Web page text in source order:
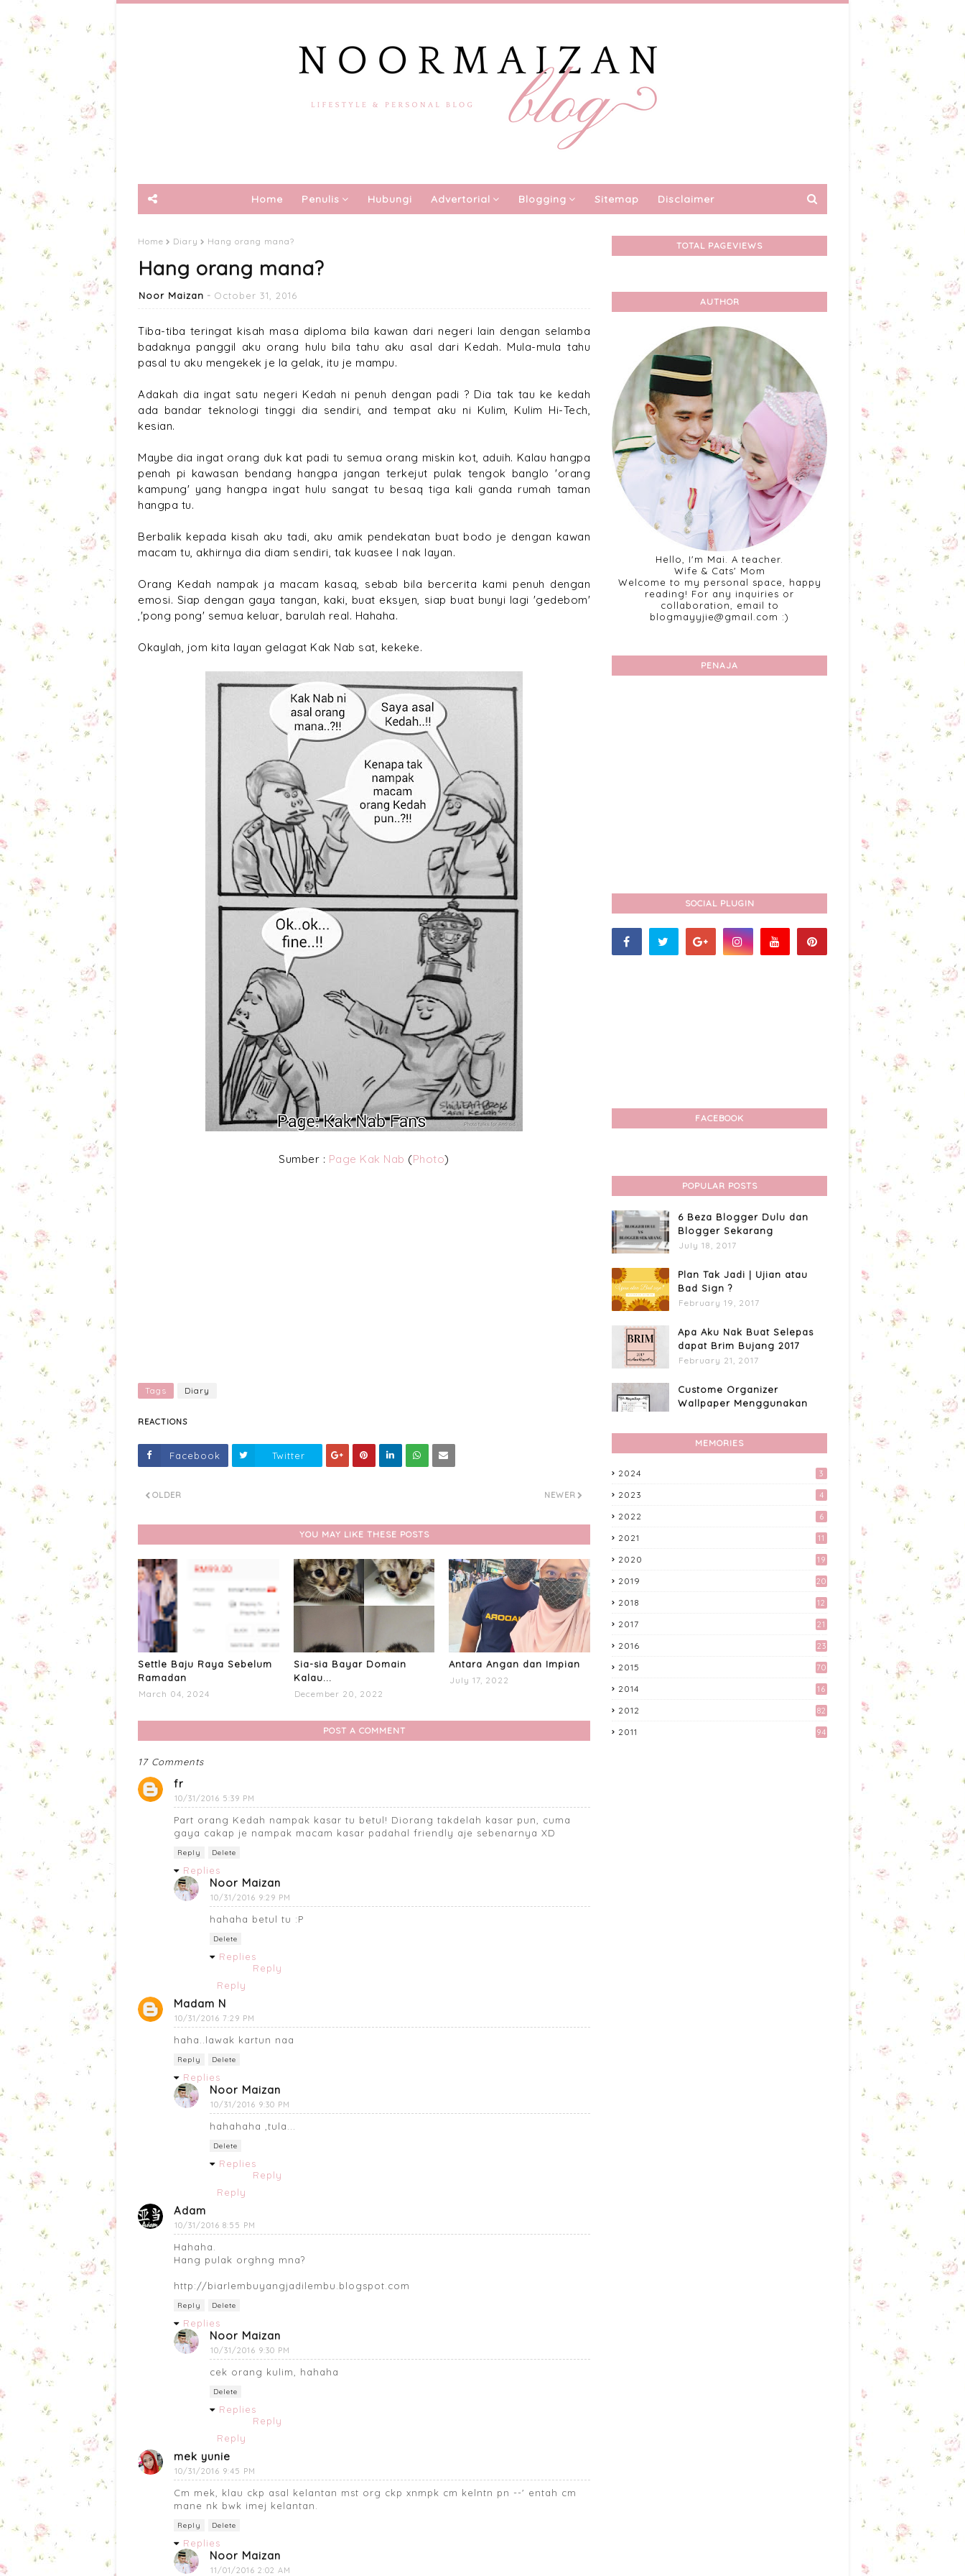
Home Penulis Hubungi Advertorial Blogging Sitemap Disclaimer
Home Diary Hang orang mana?
Hang orang mana?
Noor Maizan October 31, 2016
Tiba-tiba teringat kisah masa diploma bila kawan dari negeri lain dengan selamba
badaknya panggil aku orang hulu bila tahu aku asal dari Kedah. Mula-mula tahu
pasal tu aku mengekek je la gelak, itu je mampu.
Adakah dia ingat satu negeri Kedah ni penuh dengan padi ? Dia tak tau ke kedah
ada bandar teknologi tinggi dia sendiri, and tempat aku ni Kulim, Kulim Hi-Tech,
kesian.
Maybe dia ingat orang duk kat padi tu semua orang miskin kot, aduih. Kalau hangpa
penah pi kawasan bendang hangpa jangan terkejut pulak tengok banglo 'orang
kampung' yang hangpa ingat hulu sangat tu besaq tiga kali ganda rumah taman
hangpa tu.
Berbalik kepada kisah aku tadi, aku amik pendekatan buat bodo je dengan kawan
macam tu, akhirnya dia diam sendiri, tak kuasee I nak layan.
Orang Kedah nampak ja macam kasaq, sebab bila bercerita kami penuh dengan
emosi. Siap dengan gaya tangan, kaki, buat eksyen, siap buat bunyi lagi 'gedebom'
,'pong pong' semua keluar, barulah real. Hahaha.
Okaylah, jom kita layan gelagat Kak Nab sat, kekeke.
Sumber : Page Kak Nab (Photo)
Tags Diary
REACTIONS
Facebook Twitter
NEWER
OLDER
YOU MAY LIKE THESE POSTS
Settle Baju Raya Sebelum
Ramadan
March 04, 2024
Sia-sia Bayar Domain
Kalau...
December 20, 2022
Antara Angan dan Impian
July 17, 2022
POST A COMMENT
17 Comments
fr
10/31/2016 5:39 PM
Part orang Kedah nampak kasar tu betul! Diorang takdelah kasar pun, cuma
gaya cakap je nampak macam kasar padahal friendly aje sebenarnya XD
Reply Delete
Replies
Noor Maizan
10/31/2016 9:29 PM
hahaha betul tu :P
Delete
Replies
Reply
Reply
Madam N
10/31/2016 7:29 PM
haha..lawak kartun naa
Reply Delete
Replies
Noor Maizan
10/31/2016 9:30 PM
hahahaha ,tula...
Delete
Replies
Reply
Reply
Adam
10/31/2016 8:55 PM
Hahaha.
Hang pulak orghng mna?
http://biarlembuyangjadilembu.blogspot.com
Reply Delete
Replies
Noor Maizan
10/31/2016 9:30 PM
cek orang kulim, hahaha
Delete
Replies
Reply
Reply
mek yunie
10/31/2016 9:45 PM
Cm mek, klau ckp asal kelantan mst org ckp xnmpk cm kelntn pn --' entah cm
mane nk bwk imej kelantan.
Reply Delete
Replies
Noor Maizan
11/01/2016 2:02 AM
TOTAL PAGEVIEWS
AUTHOR
Hello, I'm Mai. A teacher.
Wife & Cats' Mom
Welcome to my personal space, happy
reading! For any inquiries or
collaboration, email to
blogmayyjie@gmail.com :)
PENAJA
SOCIAL PLUGIN
FACEBOOK
POPULAR POSTS
6 Beza Blogger Dulu dan
Blogger Sekarang
July 18, 2017
Plan Tak Jadi | Ujian atau
Bad Sign ?
February 19, 2017
Apa Aku Nak Buat Selepas
dapat Brim Bujang 2017
February 21, 2017
Custome Organizer
Wallpaper Menggunakan
April 15, 2017
MEMORIES
2024 3
2023 4
2022 6
2021 11
2020 19
2019 20
2018
12
2017
21
2016
23
2015 70
2014 16
2012 82
2011 94